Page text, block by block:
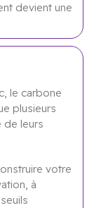
devient une
le carbone
plusieurs
de leurs
votre
à